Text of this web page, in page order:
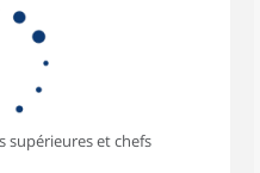
supérieures et chefs